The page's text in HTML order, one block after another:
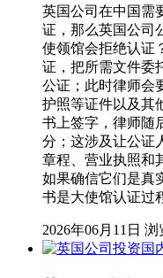
英国公司在中国需
证，那么英国公司
使领馆会拒绝认证
证，把所需文件委
公证；此时律师会
护照等证件以及其
书上签字，律师随
分；这涉及让公证
章程、营业执照和
如果确信它们是真
书是大使馆认证过
2026年06月11日 浏